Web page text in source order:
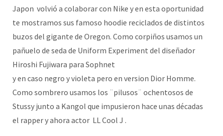
Japon volvió a colaborar con Nike y en esta oportunidad
te mostramos sus famoso hoodie reciclados de distintos
buzos del gigante de Oregon. Como corpiños usamos un
pañuelo de seda de Uniform Experiment del diseñador
Hiroshi Fujiwara para Sophnet
y en caso negro y violeta pero en version Dior Homme.
Como sombrero usamos los ¨pilusos¨ ochentosos de
Stussy junto a Kangol que impusieron hace unas décadas
el rapper y ahora actor LL Cool J .